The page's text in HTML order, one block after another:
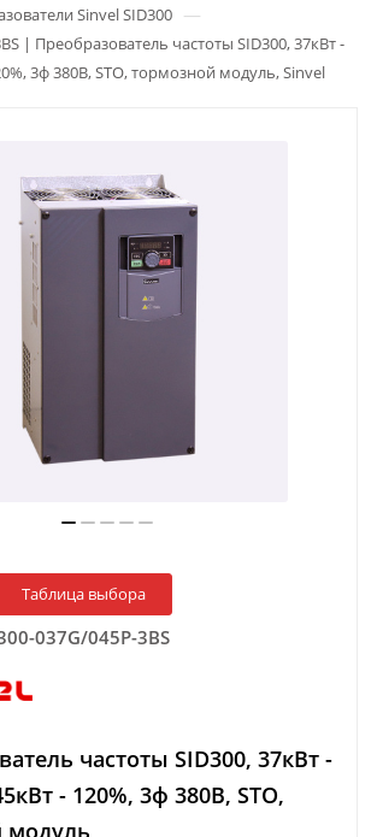
Sinvel SID300 —
| Преобразователь частоты SID300, 37кВт -
3ф 380В, STO, тормозной модуль, Sinvel
Таблица выбора
037G/045P-3BS
частоты SID300, 37кВт -
- 120%, 3ф 380В, STO,